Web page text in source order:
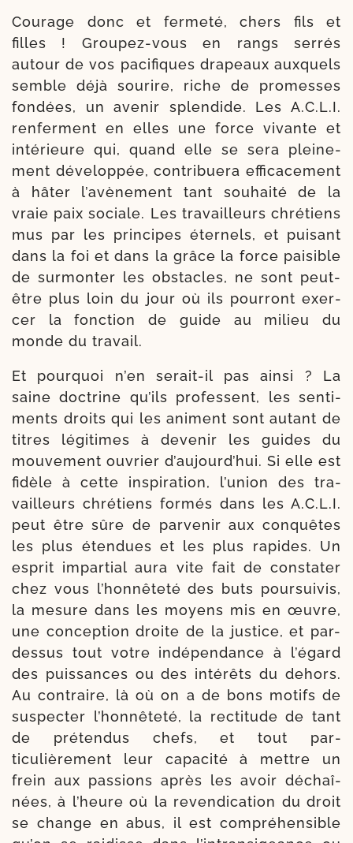
Courage donc et fer­me­té, chers fils et
filles ! Groupez-​vous en rangs ser­rés
autour de vos paci­fiques dra­peaux aux­quels
semble déjà sou­rire, riche de pro­messes
fon­dées, un ave­nir splen­dide. Les A.C.L.I.
ren­ferment en elles une force vivante et
inté­rieure qui, quand elle se sera plei­ne­
ment déve­lop­pée, con­tribuera effi­ca­ce­ment
à hâter l’a­vè­ne­ment tant sou­hai­té de la
vraie paix sociale. Les tra­vailleurs chré­tiens
mus par les prin­cipes éter­nels, et pui­sant
dans la foi et dans la grâce la force pai­sible
de sur­mon­ter les obs­tacles, ne sont peut-​
être plus loin du jour où ils pour­ront exer­
cer la fonc­tion de guide au milieu du
monde du travail.
Et pour­quoi n’en serait-​il pas ain­si ? La
saine doc­trine qu’ils pro­fessent, les sen­ti­
ments droits qui les animent sont autant de
titres légi­times à deve­nir les guides du
mou­ve­ment ouvrier d’au­jourd’­hui. Si elle est
fidèle à cette ins­pi­ra­tion, l’u­nion des tra­
vailleurs chré­tiens for­més dans les A.C.L.I.
peut être sûre de par­ve­nir aux conquêtes
les plus éten­dues et les plus rapides. Un
esprit impar­tial aura vite fait de consta­ter
chez vous l’hon­nêteté des buts pour­sui­vis,
la mesure dans les moyens mis en œuvre,
une concep­tion droite de la jus­tice, et par-​
dessus tout votre indé­pen­dance à l’é­gard
des puis­sances ou des inté­rêts du dehors.
Au contraire, là où on a de bons motifs de
sus­pec­ter l’hon­nê­te­té, la rec­ti­tude de tant
de pré­ten­dus chefs, et tout par­
ticulièrement leur capa­ci­té à mettre un
frein aux pas­sions après les avoir déchaî­
nées, à l’heure où la reven­di­ca­tion du droit
se change en abus, il est com­pré­hen­sible